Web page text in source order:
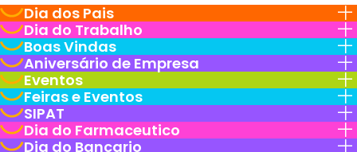
Dia dos Pais
Dia do Trabalho
Boas Vindas
Aniversário de Empresa
Eventos
Feiras e Eventos
SIPAT
Dia do Farmaceutico
Dia do Bancario